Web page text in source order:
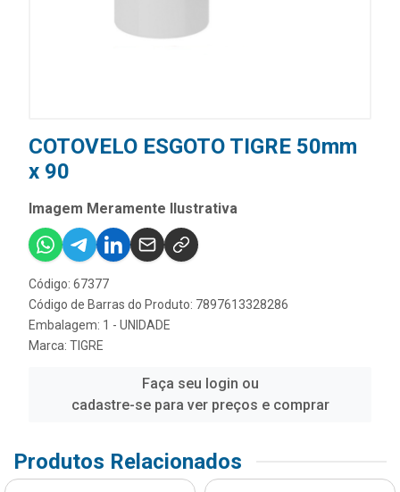
COTOVELO ESGOTO TIGRE 50mm
x 90
Imagem Meramente Ilustrativa
Código: 67377
Código de Barras do Produto: 7897613328286
Embalagem: 1 - UNIDADE
Marca: TIGRE
Faça seu login ou
cadastre-se para ver preços e comprar
Produtos Relacionados